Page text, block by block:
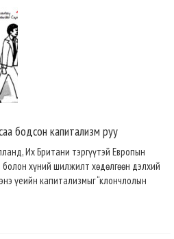
бодсон капитализм руу
Их Британи тэргүүтэй Европын
хүний шилжилт хөдөлгөөн дэлхий
үеийн капитализмыг “клончлолын